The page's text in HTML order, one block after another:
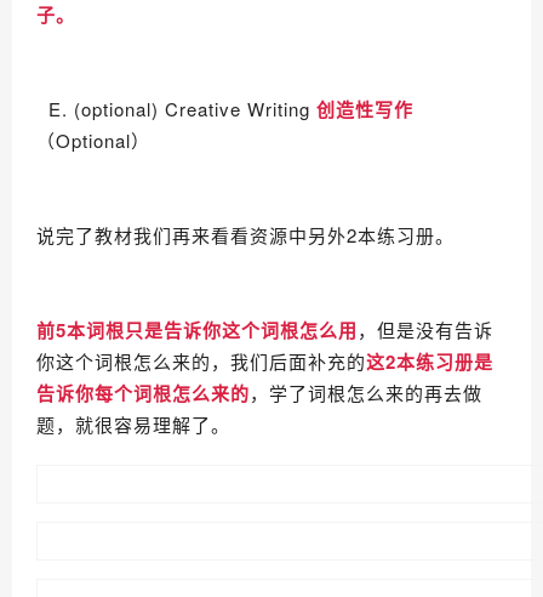
子。
E. (optional) Creative Writing 创造性写作
（Optional）
说完了教材我们再来看看资源中另外2本练习册。
前5本词根‮是只‬告诉你‮个这‬词根怎么用，但是没有告诉
这2本练习册‬是
，学了词根‮么怎‬来的再去做
题，‮很就‬容易理解‮。了